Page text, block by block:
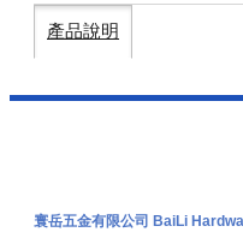
產品說明
寰岳五金有限公司 BaiLi